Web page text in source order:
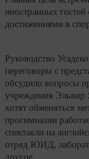
иностранных
достижениями в
Руководство
переговоры с
обсудило вопросы
учреждения Эльвир
хотят обменяться
прогимназии
спектакли на
отряд ЮИД,
другое.